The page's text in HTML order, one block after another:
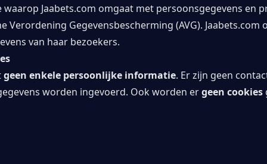
Jaabets.com omgaat met persoonsgegevens en
Verordening Gegevensbescherming (AVG).
van haar bezoekers.
geen enkele persoonlijke informatie. Er zijn geen
worden ingevoerd. Ook worden ergeen cookies